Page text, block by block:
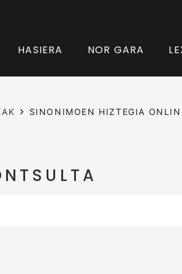
HASIERA NOR GARA
SINONIMOEN HIZTEGIA